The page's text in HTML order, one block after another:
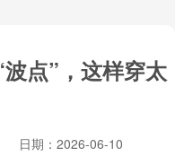
点”，这样穿太
日期：2026-06-10